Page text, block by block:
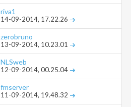
riva1
14-09-2014, 17.22.26
zerobruno
13-09-2014, 10.23.01
NLSweb
12-09-2014, 00.25.04
fmserver
11-09-2014, 19.48.32